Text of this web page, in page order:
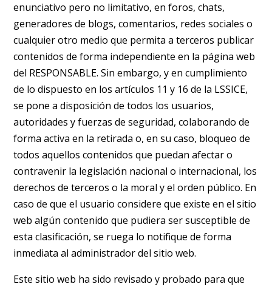
enunciativo pero no limitativo, en foros, chats,
generadores de blogs, comentarios, redes sociales o
cualquier otro medio que permita a terceros publicar
contenidos de forma independiente en la página web
del RESPONSABLE. Sin embargo, y en cumplimiento
de lo dispuesto en los artículos 11 y 16 de la LSSICE,
se pone a disposición de todos los usuarios,
autoridades y fuerzas de seguridad, colaborando de
forma activa en la retirada o, en su caso, bloqueo de
todos aquellos contenidos que puedan afectar o
contravenir la legislación nacional o internacional, los
derechos de terceros o la moral y el orden público. En
caso de que el usuario considere que existe en el sitio
web algún contenido que pudiera ser susceptible de
esta clasificación, se ruega lo notifique de forma
inmediata al administrador del sitio web.
Este sitio web ha sido revisado y probado para que